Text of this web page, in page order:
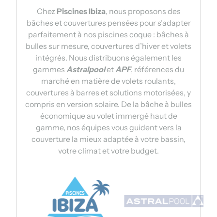
Chez Piscines Ibiza, nous proposons des
bâches et couvertures pensées pour s’adapter
parfaitement à nos piscines coque : bâches à
bulles sur mesure, couvertures d’hiver et volets
intégrés. Nous distribuons également les
gammes Astralpoolet APF, références du
marché en matière de volets roulants,
couvertures à barres et solutions motorisées, y
compris en version solaire. De la bâche à bulles
économique au volet immergé haut de
gamme, nos équipes vous guident vers la
couverture la mieux adaptée à votre bassin,
votre climat et votre budget.